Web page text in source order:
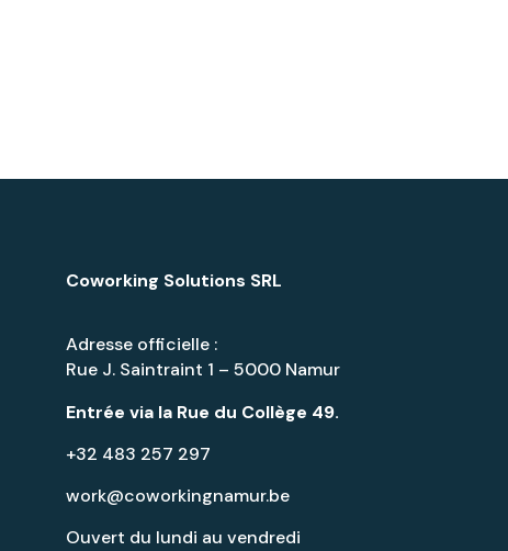
Coworking Solutions SRL
Adresse officielle :
Rue J. Saintraint 1 – 5000 Namur
Entrée via la Rue du Collège 49.
+32 483 257 297
work@coworkingnamur.be
Ouvert du lundi au vendredi